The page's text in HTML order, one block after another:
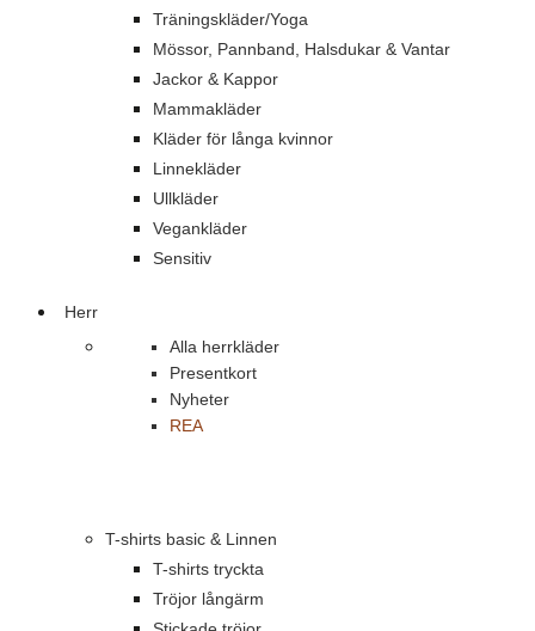
Träningskläder/Yoga
Mössor, Pannband, Halsdukar & Vantar
Jackor & Kappor
Mammakläder
Kläder för långa kvinnor
Linnekläder
Ullkläder
Vegankläder
Sensitiv
Herr
Alla herrkläder
Presentkort
Nyheter
REA
T-shirts basic & Linnen
T-shirts tryckta
Tröjor långärm